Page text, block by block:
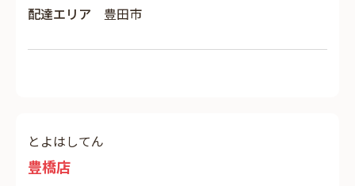
配達エリア
豊田市
とよはしてん
豊橋店